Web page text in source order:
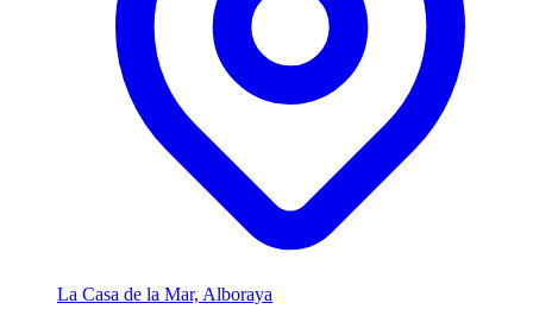
La Casa de la Mar, Alboraya